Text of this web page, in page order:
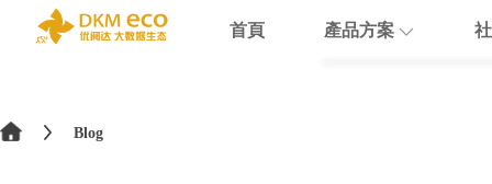
首頁 產品方案
简体中文Blog